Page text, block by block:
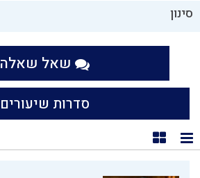
סינון
שאל שאלה
סדרות שיעורים
תצוגת רשימה
תצוגת קוביות